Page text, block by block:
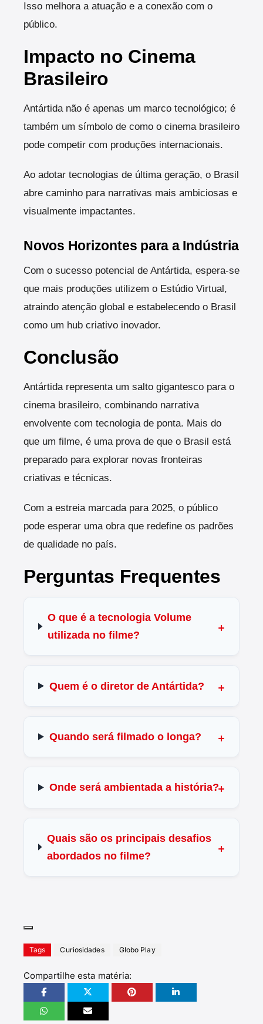
Isso melhora a atuação e a conexão com o
público.
Impacto no Cinema
Brasileiro
Antártida não é apenas um marco tecnológico; é
também um símbolo de como o cinema brasileiro
pode competir com produções internacionais.
Ao adotar tecnologias de última geração, o Brasil
abre caminho para narrativas mais ambiciosas e
visualmente impactantes.
Novos Horizontes para a Indústria
Com o sucesso potencial de Antártida, espera-se
que mais produções utilizem o Estúdio Virtual,
atraindo atenção global e estabelecendo o Brasil
como um hub criativo inovador.
Conclusão
Antártida representa um salto gigantesco para o
cinema brasileiro, combinando narrativa
envolvente com tecnologia de ponta. Mais do
que um filme, é uma prova de que o Brasil está
preparado para explorar novas fronteiras
criativas e técnicas.
Com a estreia marcada para 2025, o público
pode esperar uma obra que redefine os padrões
de qualidade no país.
Perguntas Frequentes
O que é a tecnologia Volume
utilizada no filme?
Quem é o diretor de Antártida?
Quando será filmado o longa?
Onde será ambientada a história?
Quais são os principais desafios
abordados no filme?
Tags Curiosidades Globo Play
Compartilhe esta matéria: